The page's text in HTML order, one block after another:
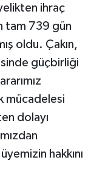
ihraç
tam 739 gün
oldu. Çakın,
güçbirliği
mücadelesi
dolayı
hakkını